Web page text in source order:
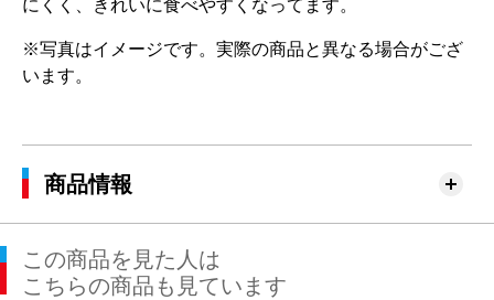
にくく、きれいに食べやすくなってます。
※写真はイメージです。実際の商品と異なる場合がござ
います。
商品情報
この商品を見た人は
こちらの商品も見ています